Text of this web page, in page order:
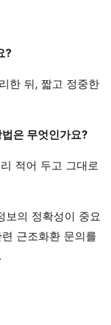
?
한 뒤, 짧고 정중한
은 무엇인가요?
적어 두고 그대로
보의 정확성이 중요
근조화환 문의를